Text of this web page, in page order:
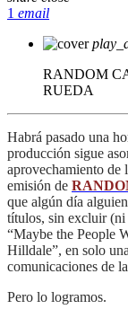
1 email
RANDOM
RUEDA
Habrá pasado una
producción sigue
aprovechamiento de
emisión de
que algún día
títulos, sin excluir (ni
“Maybe the People
Hilldale”, en solo
comunicaciones de
Pero lo logramos.